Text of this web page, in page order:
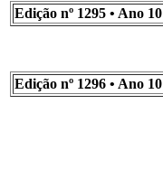
Edição nº 1295 • Ano 10
Edição nº 1296 • Ano 10